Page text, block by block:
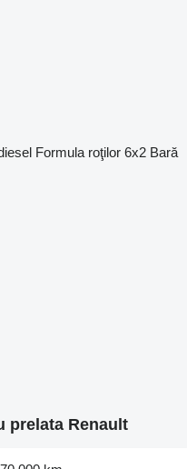
Formula roţilor 6x2 Bară
prelata Renault